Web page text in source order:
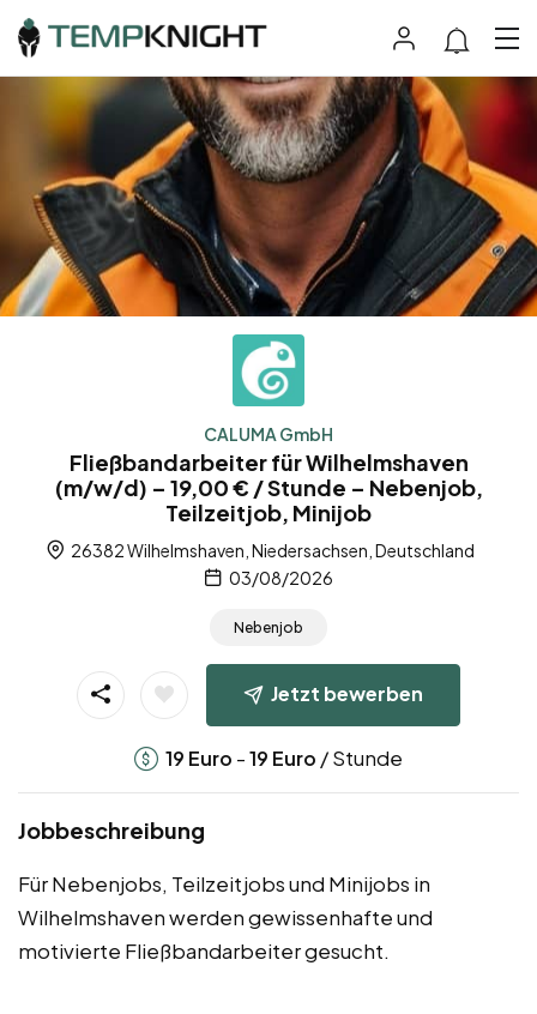
CALUMA GmbH
Fließbandarbeiter für Wilhelmshaven
(m/w/d) – 19,00 € / Stunde – Nebenjob,
Teilzeitjob, Minijob
26382 Wilhelmshaven, Niedersachsen, Deutschland
03/08/2026
Nebenjob
Jetzt bewerben
19 Euro -19 Euro / Stunde
Jobbeschreibung
Für Nebenjobs, Teilzeitjobs und Minijobs in
Wilhelmshaven werden gewissenhafte und
motivierte Fließbandarbeiter gesucht.